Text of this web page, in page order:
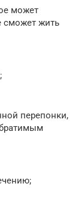
может
сможет жить
перепонки,